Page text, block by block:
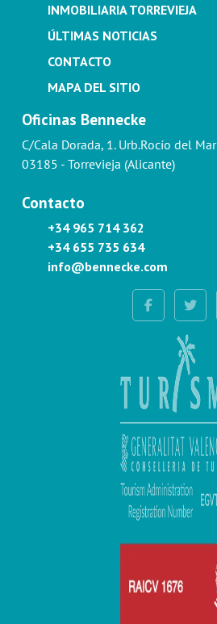
INMOBILIARIA TORREVIEJA
ÚLTIMAS NOTICIAS
CONTACTO
MAPA DEL SITIO
Oficinas Bennecke
C/Cala Dorada, 1. Urb.Rocío del Mar
03185 - Torrevieja (Alicante)
Contacto
+34 965 714 362
+34 655 735 634
info@bennecke.com